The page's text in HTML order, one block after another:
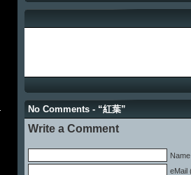
No Comments - “紅葉”
Write a Comment
eMail